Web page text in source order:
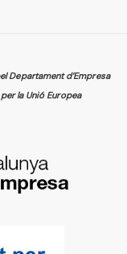
Departament d’Empresa
la Unió Europea